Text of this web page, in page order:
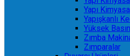
Yapı
Yapışkanlı
Yüksek
Zımba
Zımparalar